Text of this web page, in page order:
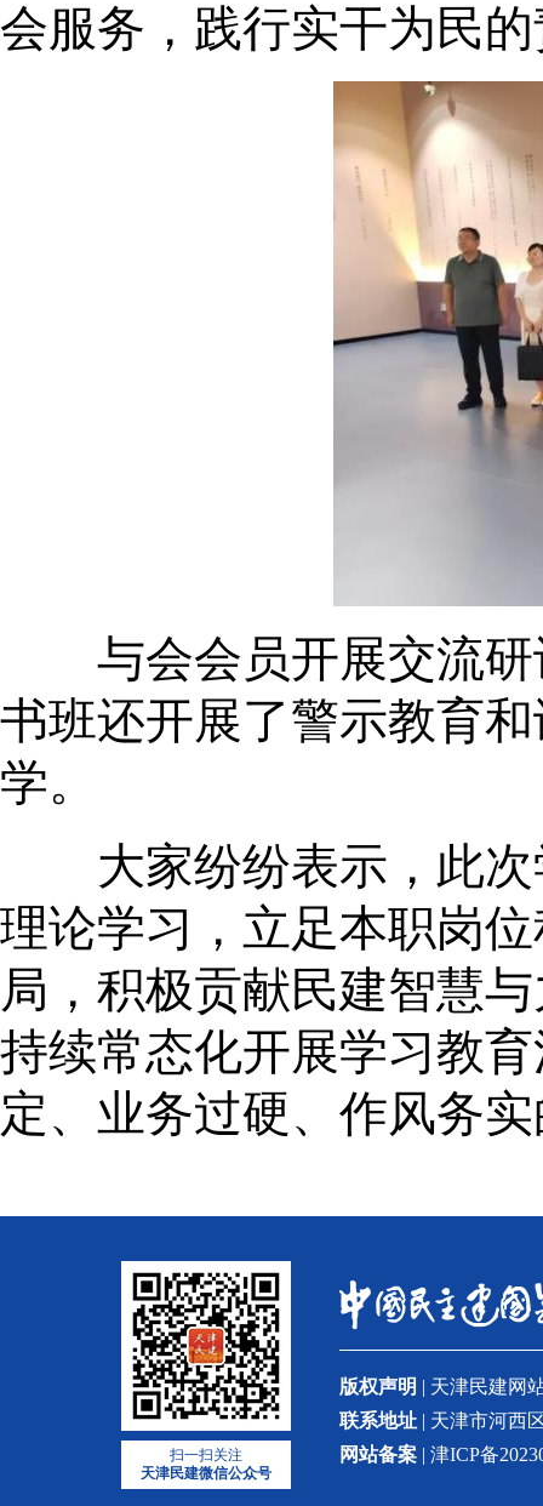
会服务，践行实干为民
与会会员开展交流研
书班还开展了警示教育
学。
大家纷纷表示，此次
理论学习，立足本职岗
局，积极贡献民建智慧
持续常态化开展学习教
定、业务过硬、作风务
扫一扫关注
天津民建微信公众号
版权声明 | 天津民建网
联系地址 | 天津市河西
网站备案 | 津ICP备